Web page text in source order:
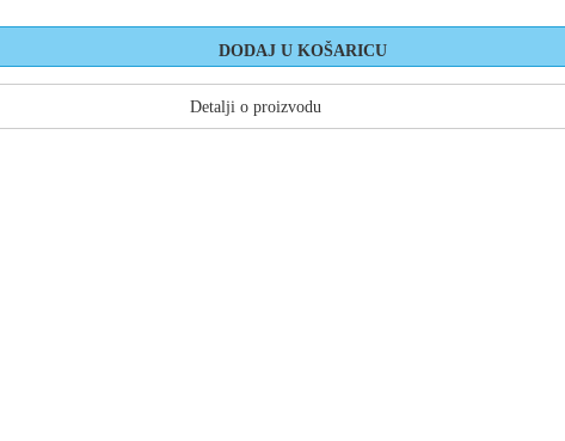
Detalji o proizvodu